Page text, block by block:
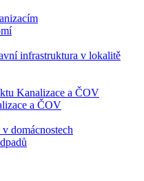
infrastruktura v lokalitě
Kanalizace a ČOV
a ČOV
domácnostech